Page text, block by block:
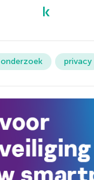
onderzoek privacy